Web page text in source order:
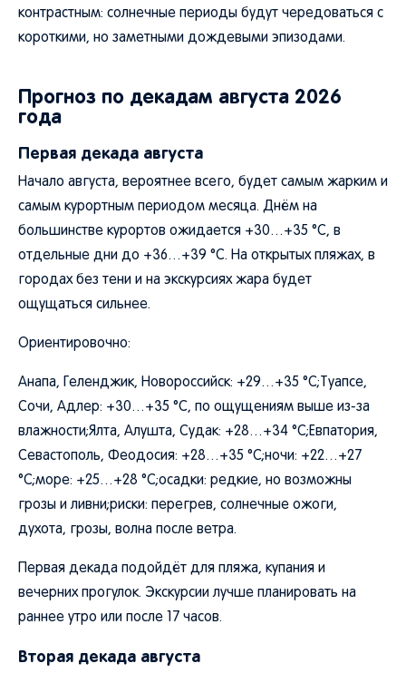
контрастным: солнечные периоды будут чередоваться с
короткими, но заметными дождевыми эпизодами.
Прогноз по декадам августа 2026
года
Первая декада августа
Начало августа, вероятнее всего, будет самым жарким и
самым курортным периодом месяца. Днём на
большинстве курортов ожидается +30…+35 °C, в
отдельные дни до +36…+39 °C. На открытых пляжах, в
городах без тени и на экскурсиях жара будет
ощущаться сильнее.
Ориентировочно:
Анапа, Геленджик, Новороссийск: +29…+35 °C;Туапсе,
Сочи, Адлер: +30…+35 °C, по ощущениям выше из-за
влажности;Ялта, Алушта, Судак: +28…+34 °C;Евпатория,
Севастополь, Феодосия: +28…+35 °C;ночи: +22…+27
°C;море: +25…+28 °C;осадки: редкие, но возможны
грозы и ливни;риски: перегрев, солнечные ожоги,
духота, грозы, волна после ветра.
Первая декада подойдёт для пляжа, купания и
вечерних прогулок. Экскурсии лучше планировать на
раннее утро или после 17 часов.
Вторая декада августа